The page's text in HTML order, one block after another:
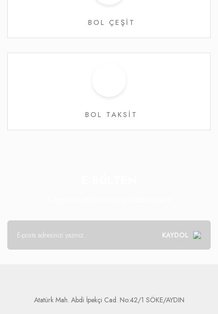
BOL ÇEŞİT
BOL TAKSİT
KAYDOL
Atatürk Mah. Abdi İpekçi Cad. No:42/1 SÖKE/AYDIN